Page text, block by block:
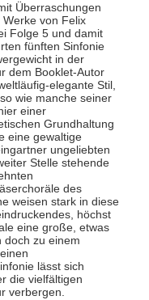
Überraschungen
von Felix
Folge 5 und damit
fünften Sinfonie
in der
dem Booklet-Autor
elegante Stil,
wie manche seiner
einer
Grundhaltung
eine gewaltige
ungeliebten
Stelle stehende
des
weisen stark in diese
höchst
eine große, etwas
doch zu einem
lässt sich
die vielfältigen
verbergen.